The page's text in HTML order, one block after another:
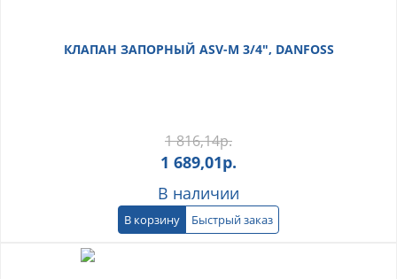
КЛАПАН ЗАПОРНЫЙ ASV-M 3/4", DANFOSS
1 816,14р.
1 689,01р.
В наличии
В корзину Быстрый заказ